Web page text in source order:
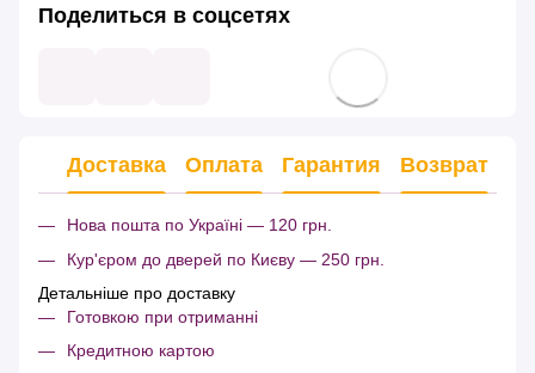
Поделиться в соцсетях
Доставка Оплата Гарантия Возврат
Нова пошта по Україні — 120 грн.
Кур'єром до дверей по Києву — 250 грн.
Детальніше про доставку
Готовкою при отриманні
Кредитною картою